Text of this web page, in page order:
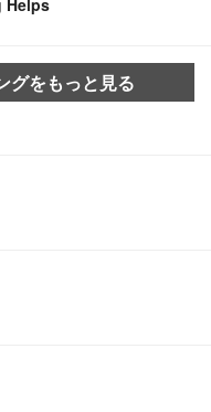
Helps
グをもっと見る